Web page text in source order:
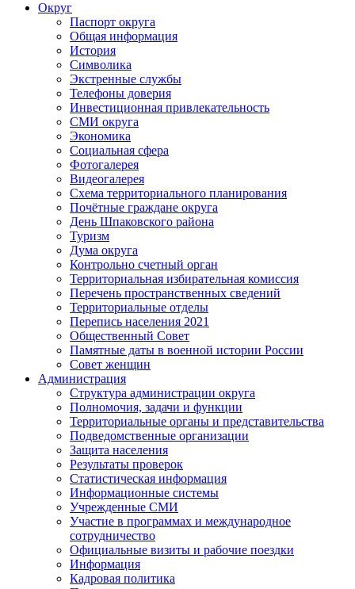
Округ
Паспорт округа
Общая информация
История
Символика
Экстренные службы
Телефоны доверия
Инвестиционная привлекательность
СМИ округа
Экономика
Социальная сфера
Фотогалерея
Видеогалерея
Схема территориального планирования
Почётные граждане округа
День Шпаковского района
Туризм
Дума округа
Контрольно счетный орган
Территориальная избирательная комиссия
Перечень пространственных сведений
Территориальные отделы
Перепись населения 2021
Общественный Совет
Памятные даты в военной истории России
Совет женщин
Администрация
Структура администрации округа
Полномочия, задачи и функции
Территориальные органы и представительства
Подведомственные организации
Защита населения
Результаты проверок
Статистическая информация
Информационные системы
Учрежденные СМИ
Участие в программах и международное
сотрудничество
Официальные визиты и рабочие поездки
Информация
Кадровая политика